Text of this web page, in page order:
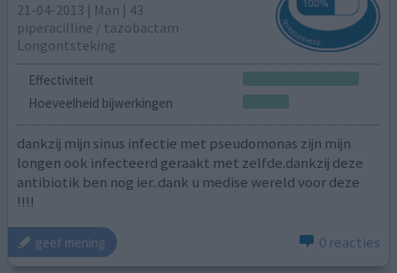
21-04-2013 | Man | 43
piperacilline / tazobactam
Longontsteking
Effectiviteit
Hoeveelheid bijwerkingen
dankzij mijn sinus infectie met pseudomonas zijn mijn
longen ook infecteerd geraakt met zelfde.dankzij deze
antibiotik ben nog ier..dank u medise wereld voor deze
!!!!
geef mening 0 reacties